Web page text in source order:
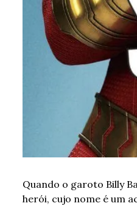
Quando o garoto Billy
herói, cujo nome é um